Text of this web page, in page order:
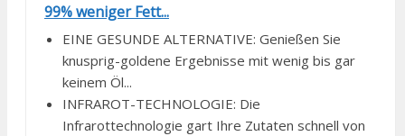
99% weniger Fett...
EINE GESUNDE ALTERNATIVE: Genießen Sie
knusprig-goldene Ergebnisse mit wenig bis gar
keinem Öl...
INFRAROT-TECHNOLOGIE: Die
Infrarottechnologie gart Ihre Zutaten schnell von